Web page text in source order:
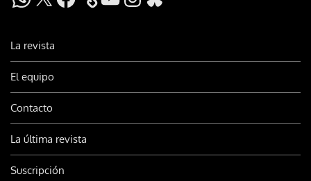
La revista
El equipo
Contacto
La última revista
Suscripción